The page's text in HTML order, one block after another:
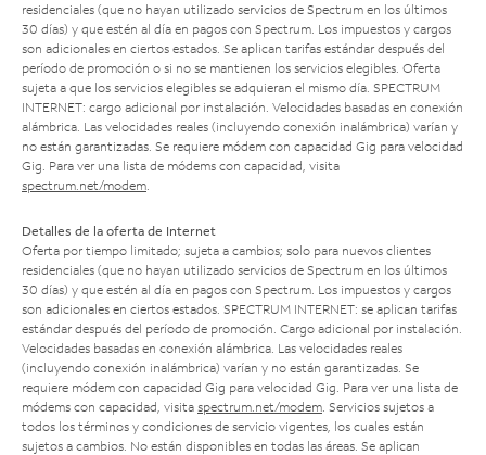
residenciales (que no hayan utilizado servicios de Spectrum en los últimos
30 días) y que estén al día en pagos con Spectrum. Los impuestos y cargos
son adicionales en ciertos estados. Se aplican tarifas estándar después del
período de promoción o si no se mantienen los servicios elegibles. Oferta
sujeta a que los servicios elegibles se adquieran el mismo día. SPECTRUM
INTERNET: cargo adicional por instalación. Velocidades basadas en conexión
alámbrica. Las velocidades reales (incluyendo conexión inalámbrica) varían y
no están garantizadas. Se requiere módem con capacidad Gig para velocidad
Gig. Para ver una lista de módems con capacidad, visita
spectrum.net/modem
Detalles de la oferta de Internet
Oferta por tiempo limitado; sujeta a cambios; solo para nuevos clientes
residenciales (que no hayan utilizado servicios de Spectrum en los últimos
30 días) y que estén al día en pagos con Spectrum. Los impuestos y cargos
son adicionales en ciertos estados. SPECTRUM INTERNET: se aplican tarifas
estándar después del período de promoción. Cargo adicional por instalación.
Velocidades basadas en conexión alámbrica. Las velocidades reales
(incluyendo conexión inalámbrica) varían y no están garantizadas. Se
requiere módem con capacidad Gig para velocidad Gig. Para ver una lista de
módems con capacidad, visita spectrum.net/modem . Servicios sujetos a
todos los términos y condiciones de servicio vigentes, los cuales están
sujetos a cambios. No están disponibles en todas las áreas. Se aplican